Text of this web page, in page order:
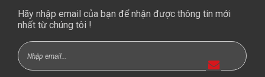
Hãy nhập email của bạn để nhận được thông tin mới
nhất từ chúng tôi !